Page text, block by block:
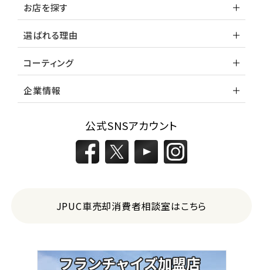
レガシィツーリングワゴン
3位
トヨタ
カローラフィールダー
ホンダ
ステップワゴン
お店を探す
選ばれる理由
コーティング
企業情報
公式SNSアカウント
JPUC車売却消費者相談室はこちら